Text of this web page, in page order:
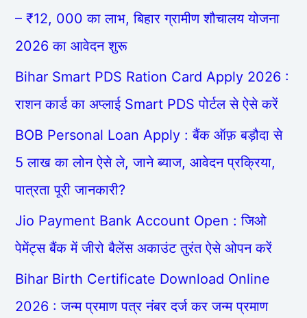
– ₹12, 000 का लाभ, बिहार ग्रामीण शौचालय योजना
2026 का आवेदन शुरू
Bihar Smart PDS Ration Card Apply 2026 :
राशन कार्ड का अप्लाई Smart PDS पोर्टल से ऐसे करें
BOB Personal Loan Apply : बैंक ऑफ़ बड़ौदा से
5 लाख का लोन ऐसे ले, जाने ब्याज, आवेदन प्रक्रिया,
पात्रता पूरी जानकारी?
Jio Payment Bank Account Open : जिओ
पेमेंट्स बैंक में जीरो बैलेंस अकाउंट तुरंत ऐसे ओपन करें
Bihar Birth Certificate Download Online
2026 : जन्म प्रमाण पत्र नंबर दर्ज कर जन्म प्रमाण